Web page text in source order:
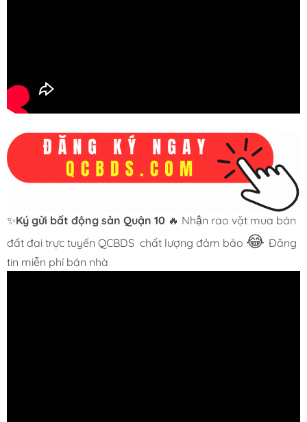
✨Ký gửi bất động sản Quận 10 🔥 Nhận rao vặt mua bán
đất đai trực tuyến QCBDS chất lượng đảm bảo 😂 Đăng
tin miễn phí bán nhà